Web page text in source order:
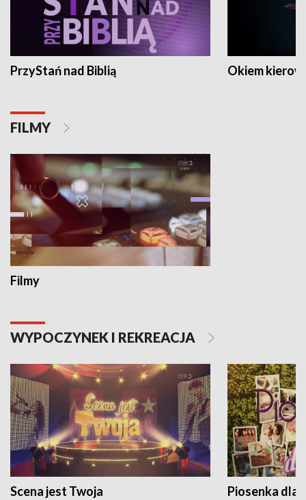
PrzyStań nad Biblią Okiem
FILMY
Filmy
WYPOCZYNEK I REKREACJA
Scena jest Twoja Piosenka dla